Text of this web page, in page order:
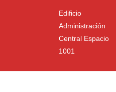
Edificio
Administración
Central Espacio
1001